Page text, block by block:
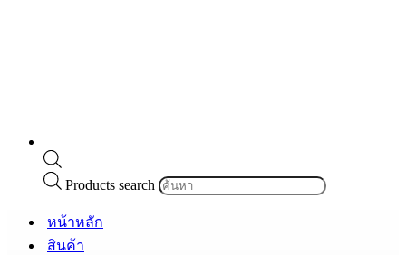
Products search
หน้าหลัก
สินค้า